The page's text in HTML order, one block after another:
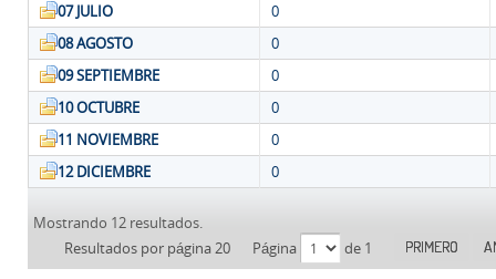
07 JULIO
0
08 AGOSTO
0
09 SEPTIEMBRE
0
10 OCTUBRE
0
11 NOVIEMBRE
0
12 DICIEMBRE
0
Mostrando 12 resultados.
Resultados por página 20
Página de 1 PRIMERO